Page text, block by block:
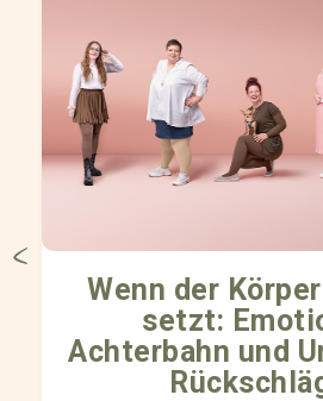
Wenn der
setzt:
Achterbahn und